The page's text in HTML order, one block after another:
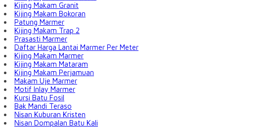
Kijing Makam Granit
Kijing Makam Bokoran
Patung Marmer
Kijing Makam Trap 2
Prasasti Marmer
Daftar Harga Lantai Marmer Per Meter
Kijing Makam Marmer
Kijing Makam Mataram
Kijing Makam Perjamuan
Makam Uje Marmer
Motif Inlay Marmer
Kursi Batu Fosil
Bak Mandi Teraso
Nisan Kuburan Kristen
Nisan Dompalan Batu Kali